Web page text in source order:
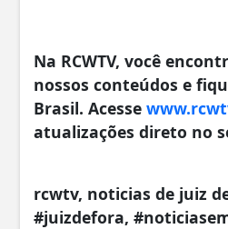
Na RCWTV, você
nossos conteúdos e
Brasil. Acesse
atualizações direto no
rcwtv, noticias de juiz
#juizdefora,